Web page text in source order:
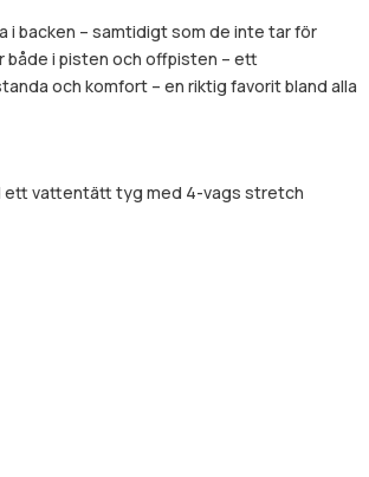
i backen – samtidigt som de inte tar för
både i pisten och offpisten – ett
och komfort – en riktig favorit bland alla
ett vattentätt tyg med 4-vags stretch